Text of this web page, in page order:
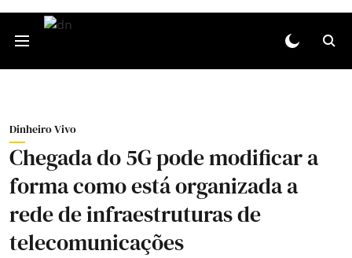
Dinheiro Vivo
Chegada do 5G pode modificar a
forma como está organizada a
rede de infraestruturas de
telecomunicações